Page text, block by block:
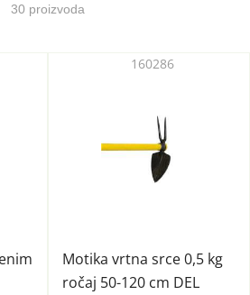
30 proizvoda
Motika vrtna srce 0,5 kg
ročaj 50-120 cm DEL
160286